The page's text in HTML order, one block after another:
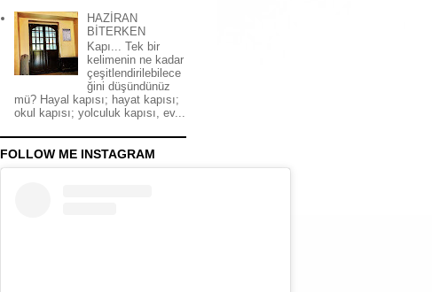
HAZİRAN
BİTERKEN
Kapı... Tek bir
kelimenin ne kadar
çeşitlendirilebilece
ğini düşündünüz
mü? Hayal kapısı; hayat kapısı;
okul kapısı; yolculuk kapısı, ev...
FOLLOW ME INSTAGRAM